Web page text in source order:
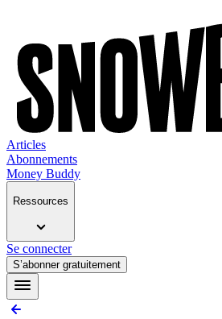
Articles
Abonnements
Money Buddy
Ressources
Se connecter
S’abonner gratuitement